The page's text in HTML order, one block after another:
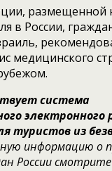
размещенной
в России,
медицинского
система
электронного
туристов из
информацию о
России